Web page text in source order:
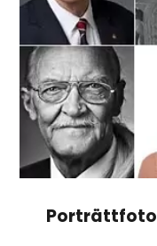
Porträttfoto